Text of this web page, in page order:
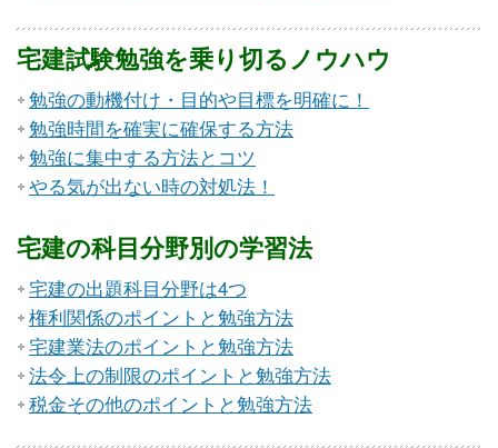
宅建試験勉強を乗り切るノウハウ
勉強の動機付け・目的や目標を明確に！
勉強時間を確実に確保する方法
勉強に集中する方法とコツ
やる気が出ない時の対処法！
宅建の科目分野別の学習法
宅建の出題科目分野は4つ
権利関係のポイントと勉強方法
宅建業法のポイントと勉強方法
法令上の制限のポイントと勉強方法
税金その他のポイントと勉強方法